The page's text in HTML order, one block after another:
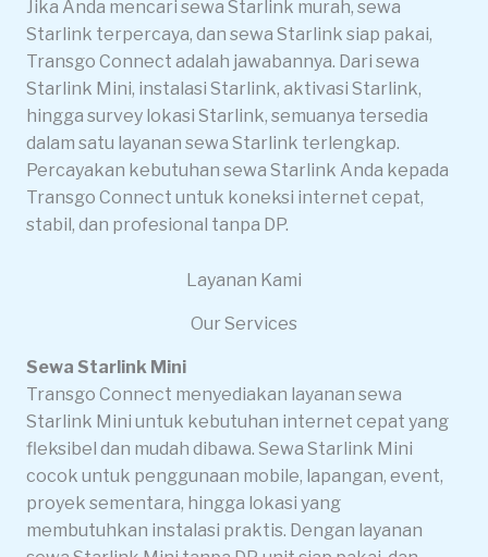
Jika Anda mencari sewa Starlink murah, sewa
Starlink terpercaya, dan sewa Starlink siap pakai,
Transgo Connect adalah jawabannya. Dari sewa
Starlink Mini, instalasi Starlink, aktivasi Starlink,
hingga survey lokasi Starlink, semuanya tersedia
dalam satu layanan sewa Starlink terlengkap.
Percayakan kebutuhan sewa Starlink Anda kepada
Transgo Connect untuk koneksi internet cepat,
stabil, dan profesional tanpa DP.
Layanan Kami
Our Services
Sewa Starlink Mini
Transgo Connect menyediakan layanan sewa
Starlink Mini untuk kebutuhan internet cepat yang
fleksibel dan mudah dibawa. Sewa Starlink Mini
cocok untuk penggunaan mobile, lapangan, event,
proyek sementara, hingga lokasi yang
membutuhkan instalasi praktis. Dengan layanan